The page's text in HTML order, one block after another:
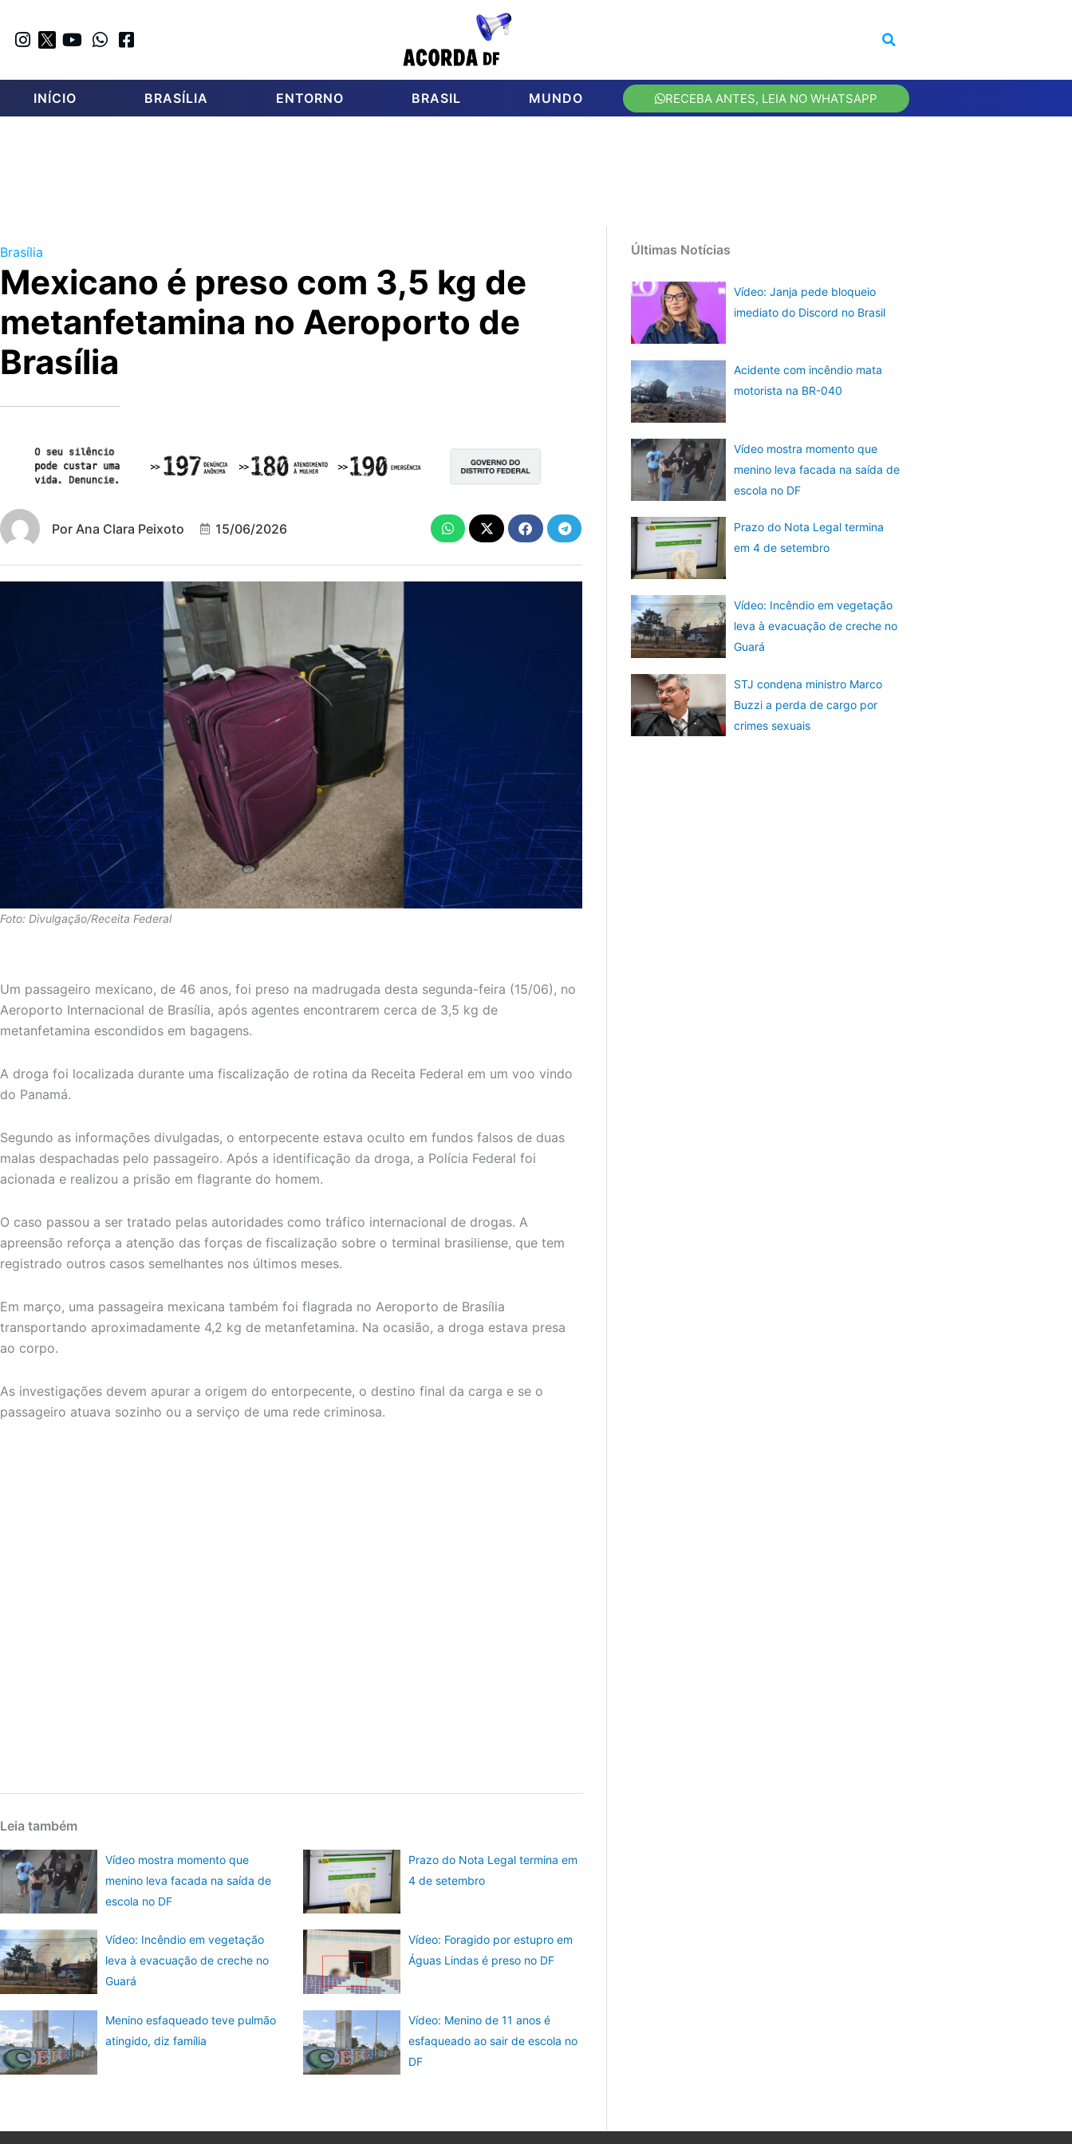
INÍCIO BRASÍLIA ENTORNO BRASIL MUNDO RECEBA ANTES, LEIA NO WHATSAPP
Brasília
Mexicano é preso com 3,5 kg de
metanfetamina no Aeroporto de
Brasília
Por Ana Clara Peixoto 15/06/2026
Foto: Divulgação/Receita Federal
Um passageiro mexicano, de 46 anos, foi preso na madrugada desta segunda-feira (15/06), no
Aeroporto Internacional de Brasília, após agentes encontrarem cerca de 3,5 kg de
metanfetamina escondidos em bagagens.
A droga foi localizada durante uma fiscalização de rotina da Receita Federal em um voo vindo
do Panamá.
Segundo as informações divulgadas, o entorpecente estava oculto em fundos falsos de duas
malas despachadas pelo passageiro. Após a identificação da droga, a Polícia Federal foi
acionada e realizou a prisão em flagrante do homem.
O caso passou a ser tratado pelas autoridades como tráfico internacional de drogas. A
apreensão reforça a atenção das forças de fiscalização sobre o terminal brasiliense, que tem
registrado outros casos semelhantes nos últimos meses.
Em março, uma passageira mexicana também foi flagrada no Aeroporto de Brasília
transportando aproximadamente 4,2 kg de metanfetamina. Na ocasião, a droga estava presa
ao corpo.
As investigações devem apurar a origem do entorpecente, o destino final da carga e se o
passageiro atuava sozinho ou a serviço de uma rede criminosa.
Leia também
Vídeo mostra momento que
menino leva facada na saída de
escola no DF
Prazo do Nota Legal termina em
4 de setembro
Vídeo: Incêndio em vegetação
leva à evacuação de creche no
Guará
Vídeo: Foragido por estupro em
Águas Lindas é preso no DF
Menino esfaqueado teve pulmão
atingido, diz família
Vídeo: Menino de 11 anos é
esfaqueado ao sair de escola no
DF
Últimas Notícias
Vídeo: Janja pede bloqueio
imediato do Discord no Brasil
Acidente com incêndio mata
motorista na BR-040
Vídeo mostra momento que
menino leva facada na saída de
escola no DF
Prazo do Nota Legal termina
em 4 de setembro
Vídeo: Incêndio em vegetação
leva à evacuação de creche no
Guará
STJ condena ministro Marco
Buzzi a perda de cargo por
crimes sexuais